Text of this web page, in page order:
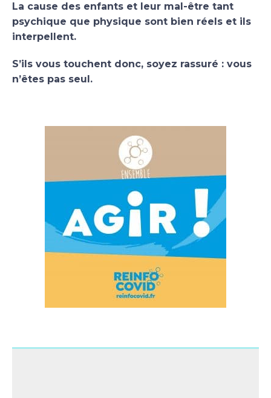
La cause des enfants et leur mal-être tant
psychique que physique sont bien réels et ils
interpellent.
S’ils vous touchent donc, soyez rassuré : vous
n’êtes pas seul.